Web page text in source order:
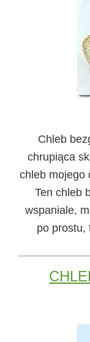
Chleb
chrupiąca
chleb mojego
Ten chleb
wspaniale,
po prostu,